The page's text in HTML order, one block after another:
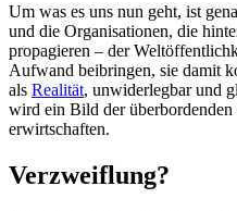
Um was es uns nun geht, ist
und die Organisationen, die
propagieren – der
Aufwand beibringen, sie damit
als Realität, unwiderlegbar und
wird ein Bild der überbordenden
erwirtschaften.
Verzweiflung?